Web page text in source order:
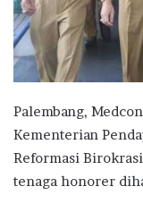
Palembang,
Kementerian
Reformasi
tenaga honorer